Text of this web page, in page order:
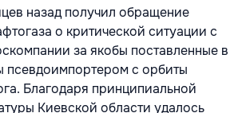
назад получил обращение
о критической ситуации с
за якобы поставленные в
псевдоимпортером с орбиты
Благодаря принципиальной
Киевской области удалось